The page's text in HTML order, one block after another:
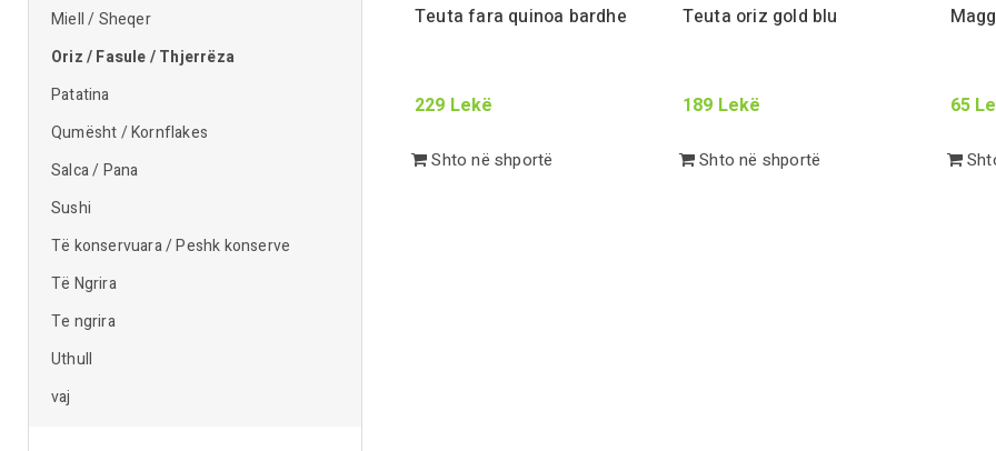
Miell / Sheqer
Oriz / Fasule / Thjerrëza
Patatina
Qumësht / Kornflakes
Salca / Pana
Sushi
Të konservuara / Peshk konserve
Të Ngrira
Te ngrira
Uthull
vaj
Teuta fara quinoa bardhe
229 Lekë
Shto në shportë
Teuta oriz gold blu
189 Lekë
Shto në shportë
65